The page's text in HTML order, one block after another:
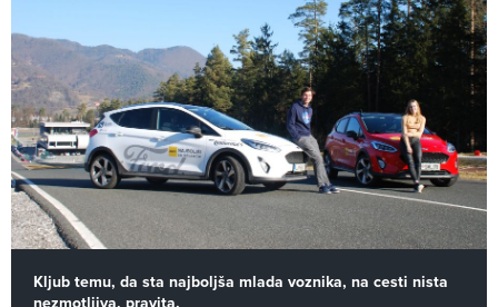
Kljub temu, da sta najboljša mlada voznika, na cesti nista